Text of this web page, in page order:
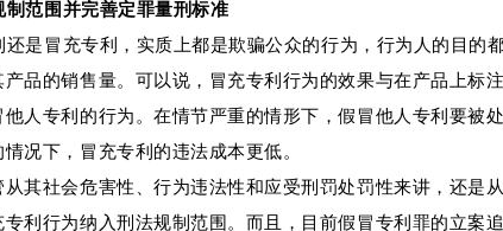
制范围并完善定罪量刑标准
还是冒充专利，实质上都是欺骗公众的行为，行为人的目的
品的销售量。可以说，冒充专利行为的效果与在产品上标
人专利的行为。在情节严重的情形下，假冒他人专利要被
况下，冒充专利的违法成本更低。
其社会危害性、行为违法性和应受刑罚处罚性来讲，还是
利行为纳入刑法规制范围。而且，目前假冒专利罪的立案